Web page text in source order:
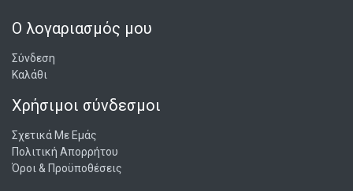
Ο λογαριασμός μου
Σύνδεση
Καλάθι
Χρήσιμοι σύνδεσμοι
Σχετικά Με Εμάς
Πολιτική Απορρήτου
Όροι & Προϋποθέσεις